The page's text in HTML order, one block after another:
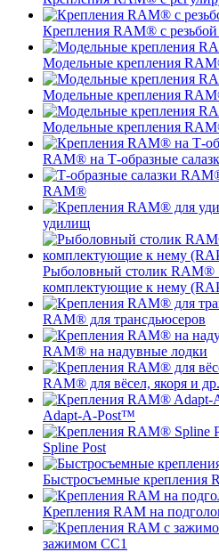
Крепления RAM® с
Модельные крепления
Модельные крепления
Модельные крепления
RAM® на Т-образные
RAM®
удилищ
Рыболовный столик RAM®
комплектующие к нему
RAM® для трансдьюсеров
RAM® на надувные лодки
RAM® для вёсел, якоря и др.
Adapt-A-Post™
Spline Post
Быстросъемные
Крепления RAM на
зажимом СС1